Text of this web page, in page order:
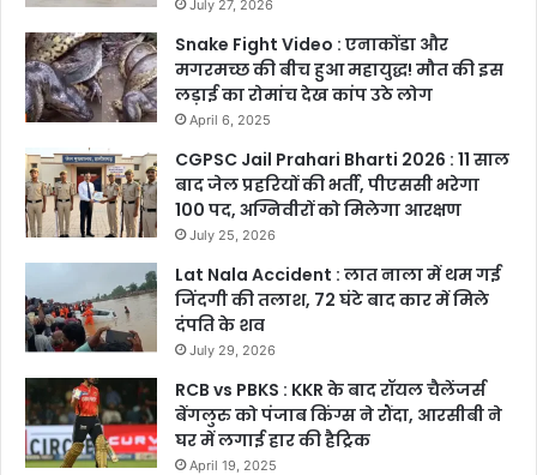
July 27, 2026
Snake Fight Video : एनाकोंडा और
मगरमच्छ की बीच हुआ महायुद्ध! मौत की इस
लड़ाई का रोमांच देख कांप उठे लोग
April 6, 2025
CGPSC Jail Prahari Bharti 2026 : 11 साल
बाद जेल प्रहरियों की भर्ती, पीएससी भरेगा
100 पद, अग्निवीरों को मिलेगा आरक्षण
July 25, 2026
Lat Nala Accident : लात नाला में थम गई
जिंदगी की तलाश, 72 घंटे बाद कार में मिले
दंपति के शव
July 29, 2026
RCB vs PBKS : KKR के बाद रॉयल चैलेंजर्स
बेंगलुरु को पंजाब किंग्स ने रौंदा, आरसीबी ने
घर में लगाई हार की हैट्रिक
April 19, 2025